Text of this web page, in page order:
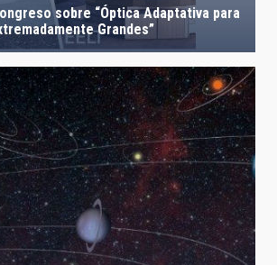
sobre “Óptica Adaptativa para
Grandes”